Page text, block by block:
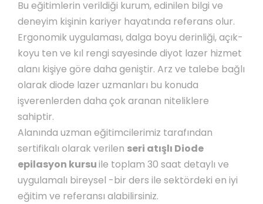
Bu eğitimlerin verildiği kurum, edinilen bilgi ve
deneyim kişinin kariyer hayatında referans olur.
Ergonomik uygulaması, dalga boyu derinliği, açık-
koyu ten ve kıl rengi sayesinde diyot lazer hizmet
alanı kişiye göre daha geniştir. Arz ve talebe bağlı
olarak diode lazer uzmanları bu konuda
işverenlerden daha çok aranan niteliklere
sahiptir.
Alanında uzman eğitimcilerimiz tarafından
sertifikalı olarak verilen seri atışlı Diode
epilasyon kursuile toplam 30 saat detaylı ve
uygulamalı bireysel -bir ders ile sektördeki en iyi
eğitim ve referansı alabilirsiniz.